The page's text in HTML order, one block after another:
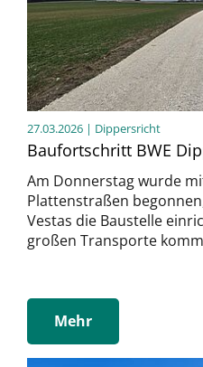
27.03.2026 | Dippersricht
Baufortschritt BWE
Am Donnerstag wurde
Plattenstraßen
Vestas die Baustelle
großen Transporte
Mehr